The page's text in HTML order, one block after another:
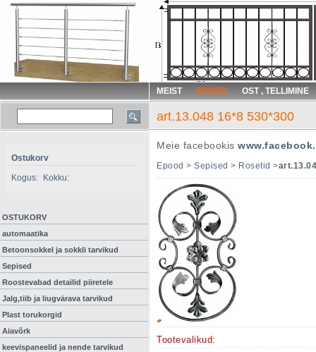
MEIST EPOOD OST , TELLIMINE
art.13.048 16*8 530*300
Ostukorv
Kogus:
Kokku:
OSTUKORV
automaatika
Betoonsokkel ja sokkli tarvikud
Sepised
Roostevabad detailid piiretele
Jalg,tiib ja liugvärava tarvikud
Plast torukorgid
Aiavõrk
keevispaneelid ja nende tarvikud
Meie facebookis
Epood > Sepised > Rosetid >
Tootevalikud: